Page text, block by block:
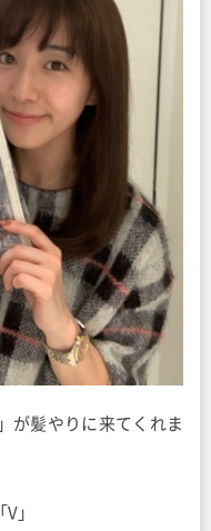
が髪やりに来てくれま
」